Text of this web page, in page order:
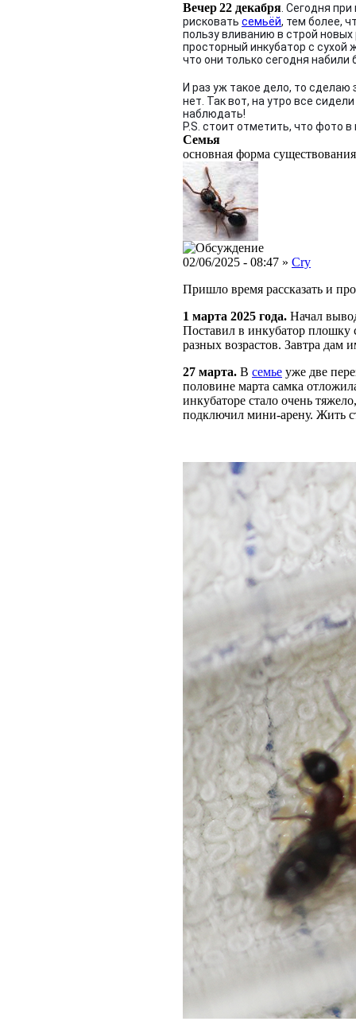
Вечер22 декабря. Сегодня
рисковать семьёй, тем более,
пользу вливанию в строй
просторный инкубатор с
что они только сегодня набили
И раз уж такое дело, то сделаю
нет. Так вот, на утро все
наблюдать!
P.S. стоит отметить, что фото
Семья
основная форма
02/06/2025 - 08:47 » Cry
Пришло время рассказать и
1 марта 2025 года. Начал
Поставил в инкубатор плошку
разных возрастов. Завтра дам
27 марта. В семье уже две
половине марта самка
инкубаторе стало очень
подключил мини-арену. Жить